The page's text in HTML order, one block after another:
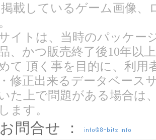
載しているゲーム画像、
イトは、当時のパッケー
、かつ販売終了後10年以
て 頂く事を目的に、利用
修正出来るデータベース
た上で問題がある場合は
ます。
お問合せ ：